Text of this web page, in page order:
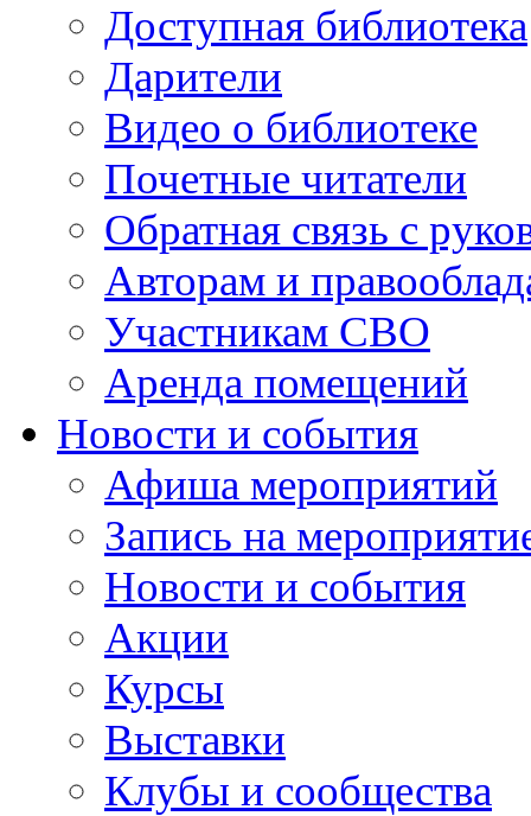
Доступная библиотека
Дарители
Видео о библиотеке
Почетные читатели
Обратная связь с
Авторам и
Участникам СВО
Аренда помещений
Новости и события
Афиша мероприятий
Запись на
Новости и события
Акции
Курсы
Выставки
Клубы и сообщества